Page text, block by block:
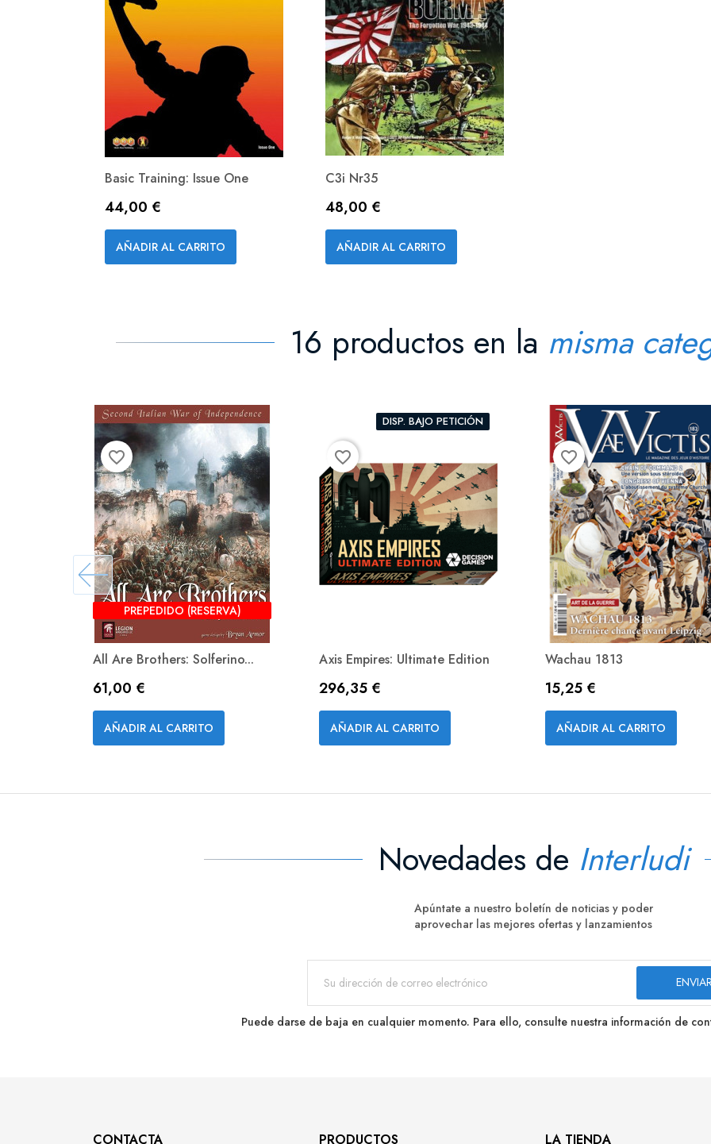

Basic Training: Issue One
Precio
44,00 €
AÑADIR AL CARRITO

C3i Nr35
Precio
48,00 €
AÑADIR AL CARRITO
16 productos en la misma
PREPEDIDO (RESERVA)

All Are Brothers: Solferino...
Precio
61,00 €
AÑADIR AL CARRITO
favorite_border
DISP. BAJO PETICIÓN

Axis Empires: Ultimate Edition
Precio
296,35 €
AÑADIR AL CARRITO
favorite_border

Wachau 1813
Precio
15,25 €
AÑADIR AL CARRITO
favorite_border
Novedades de Interludi
Apúntate a nuestro boletín de noticias y poder
aprovechar las mejores ofertas y lanzamientos
Puede darse de baja en cualquier momento. Para ello, consulte nuestra información de
CONTACTA PRODUCTOS LA TIENDA